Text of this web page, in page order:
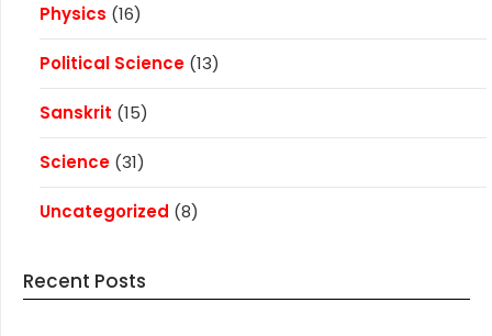
Physics (16)
Political Science (13)
Sanskrit (15)
Science (31)
Uncategorized (8)
Recent Posts